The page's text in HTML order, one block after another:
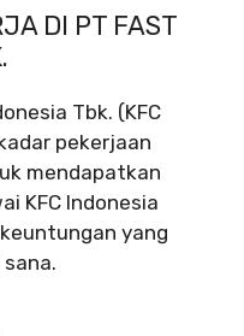
DI PT FAST
Tbk. (KFC
pekerjaan
mendapatkan
KFC Indonesia
yang